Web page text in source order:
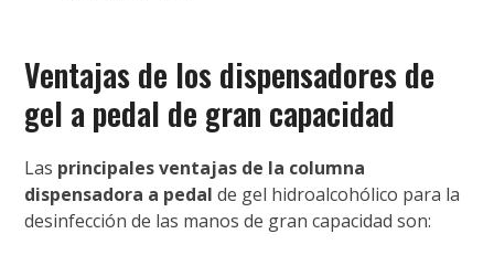
Ventajas de los dispensadores de
gel a pedal de gran capacidad
Las principales ventajas de la columna
dispensadora a pedalde gel hidroalcohólico para la
desinfección de las manos de gran capacidad son: